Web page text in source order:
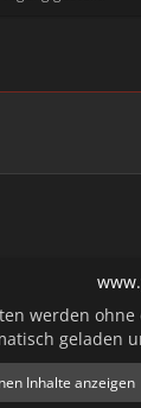
werden ohne
geladen
Inhalte anzeigen